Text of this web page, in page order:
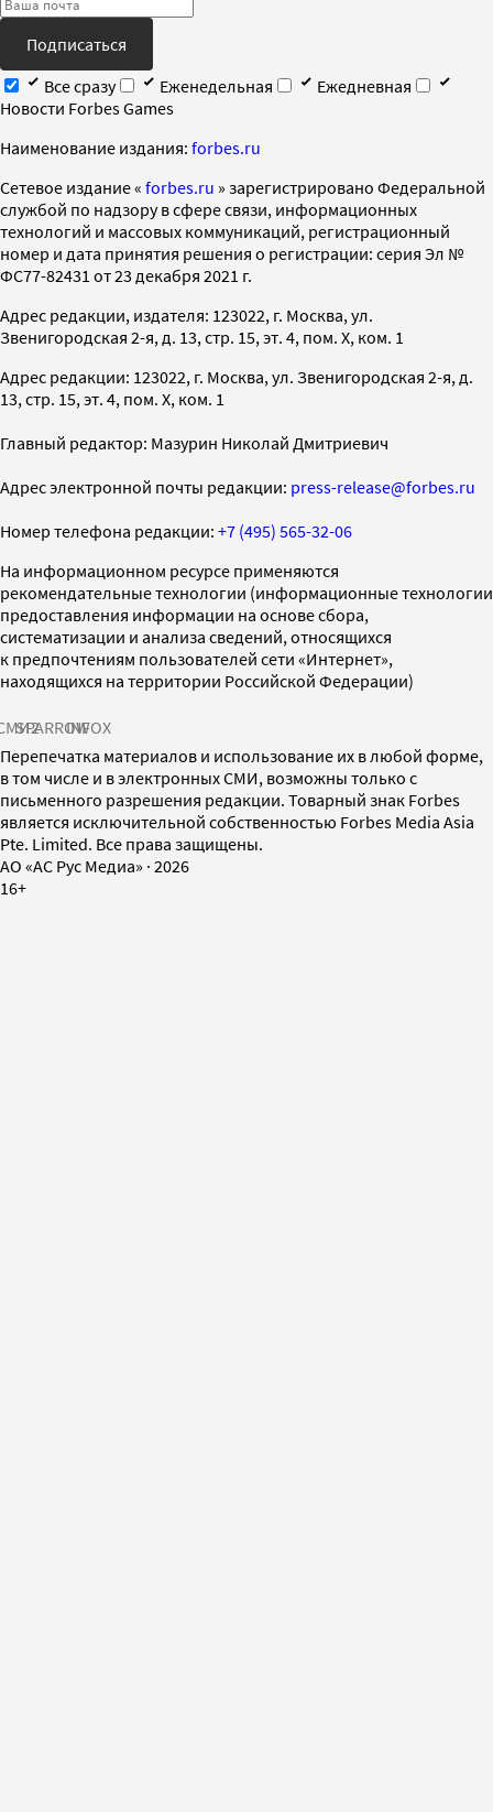
Подписаться
Все сразу
Еженедельная
Ежедневная
Новости Forbes Games
Наименование издания: forbes.ru
Cетевое издание « forbes.ru » зарегистрировано Федеральной
службой по надзору в сфере связи, информационных
технологий и массовых коммуникаций, регистрационный
номер и дата принятия решения о регистрации: серия Эл №
ФС77-82431 от 23 декабря 2021 г.
Адрес редакции, издателя: 123022, г. Москва, ул.
Звенигородская 2-я, д. 13, стр. 15, эт. 4, пом. X, ком. 1
Адрес редакции: 123022, г. Москва, ул. Звенигородская 2-я, д.
13, стр. 15, эт. 4, пом. X, ком. 1
Главный редактор: Мазурин Николай Дмитриевич
Адрес электронной почты редакции: press-release@forbes.ru
Номер телефона редакции: +7 (495) 565-32-06
На информационном ресурсе применяются
рекомендательные технологии (информационные технологии
предоставления информации на основе сбора,
систематизации и анализа сведений, относящихся
к предпочтениям пользователей сети «Интернет»,
находящихся на территории Российской Федерации)
SPARROWINFOX
Перепечатка материалов и использование их в любой форме,
в том числе и в электронных СМИ, возможны только с
письменного разрешения редакции. Товарный знак Forbes
является исключительной собственностью Forbes Media Asia
Pte. Limited. Все права защищены.
AO «АС Рус Медиа» · 2026
16+